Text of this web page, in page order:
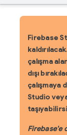
Firebase
çalışma
dışı
çalışmaya
Studio
Firebase'e